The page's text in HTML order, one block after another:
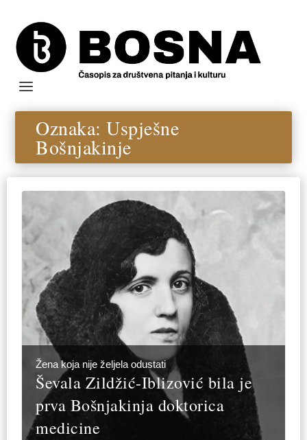
Oznaka:Uspješne
Bošnjakinje
Žena koja nije željela odustati
Ševala Zildžić-Iblizović bila je
prva Bošnjakinja doktorica
medicine